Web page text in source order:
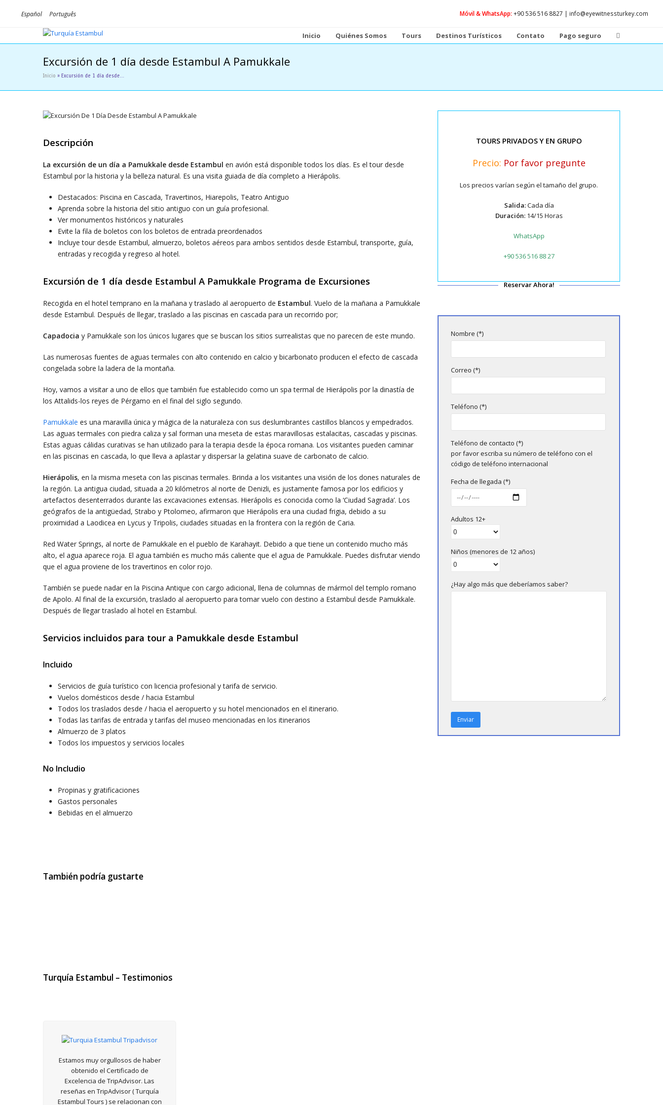
Español Português Móvil & WhatsApp: +90 536 516 8827 | info@eyewitnessturkey.com
Inicio Quiénes Somos Tours Destinos Turísticos Contato Pago seguro
Excursión de 1 día desde Estambul A Pamukkale
Inicio » Excursión de 1 día desde…
Descripción
La excursión de un día a Pamukkale desde Estambul en avión está disponible todos los días. Es el tour desde
Estambul por la historia y la belleza natural. Es una visita guiada de día completo a Hierápolis.
Destacados: Piscina en Cascada, Travertinos, Hiarepolis, Teatro Antiguo
Aprenda sobre la historia del sitio antiguo con un guía profesional.
Ver monumentos históricos y naturales
Evite la fila de boletos con los boletos de entrada preordenados
Incluye tour desde Estambul, almuerzo, boletos aéreos para ambos sentidos desde Estambul, transporte, guía,
entradas y recogida y regreso al hotel.
Excursión de 1 día desde Estambul A Pamukkale Programa de Excursiones
Recogida en el hotel temprano en la mañana y traslado al aeropuerto de Estambul. Vuelo de la mañana a Pamukkale
desde Estambul. Después de llegar, traslado a las piscinas en cascada para un recorrido por;
Capadocia y Pamukkale son los únicos lugares que se buscan los sitios surrealistas que no parecen de este mundo.
Las numerosas fuentes de aguas termales con alto contenido en calcio y bicarbonato producen el efecto de cascada
congelada sobre la ladera de la montaña.
Hoy, vamos a visitar a uno de ellos que también fue establecido como un spa termal de Hierápolis por la dinastía de
los Attalids-los reyes de Pérgamo en el final del siglo segundo.
Pamukkale es una maravilla única y mágica de la naturaleza con sus deslumbrantes castillos blancos y empedrados.
Las aguas termales con piedra caliza y sal forman una meseta de estas maravillosas estalacitas, cascadas y piscinas.
Estas aguas cálidas curativas se han utilizado para la terapia desde la época romana. Los visitantes pueden caminar
en las piscinas en cascada, lo que lleva a aplastar y dispersar la gelatina suave de carbonato de calcio.
Hierápolis, en la misma meseta con las piscinas termales. Brinda a los visitantes una visión de los dones naturales de
la región. La antigua ciudad, situada a 20 kilómetros al norte de Denizli, es justamente famosa por los edificios y
artefactos desenterrados durante las excavaciones extensas. Hierápolis es conocida como la ‘Ciudad Sagrada’. Los
geógrafos de la antigüedad, Strabo y Ptolomeo, afirmaron que Hierápolis era una ciudad frigia, debido a su
proximidad a Laodicea en Lycus y Tripolis, ciudades situadas en la frontera con la región de Caria.
Red Water Springs, al norte de Pamukkale en el pueblo de Karahayit. Debido a que tiene un contenido mucho más
alto, el agua aparece roja. El agua también es mucho más caliente que el agua de Pamukkale. Puedes disfrutar viendo
que el agua proviene de los travertinos en color rojo.
También se puede nadar en la Piscina Antique con cargo adicional, llena de columnas de mármol del templo romano
de Apolo. Al final de la excursión, traslado al aeropuerto para tomar vuelo con destino a Estambul desde Pamukkale.
Después de llegar traslado al hotel en Estambul.
Servicios incluidos para tour a Pamukkale desde Estambul
Incluido
Servicios de guía turístico con licencia profesional y tarifa de servicio.
Vuelos domésticos desde / hacia Estambul
Todos los traslados desde / hacia el aeropuerto y su hotel mencionados en el itinerario.
Todas las tarifas de entrada y tarifas del museo mencionadas en los itinerarios
Almuerzo de 3 platos
Todos los impuestos y servicios locales
No Includio
Propinas y gratificaciones
Gastos personales
Bebidas en el almuerzo
TOURS PRIVADOS Y EN GRUPO
Precio: Por favor pregunte
Los precios varían según el tamaño del grupo.
Salida:Cada día
Duración:14/15 Horas
WhatsApp
+90 536 516 88 27
Reservar Ahora!
Nombre (*)
Correo (*)
Teléfono (*)
Teléfono de contacto (*)
por favor escriba su número de teléfono con el
código de teléfono internacional
Fecha de llegada (*)
Adultos 12+
Niños (menores de 12 años)
¿Hay algo más que deberíamos saber?
También podría gustarte
Turquía Estambul – Testimonios
Estamos muy orgullosos de haber
obtenido el Certificado de
Excelencia de TripAdvisor. Las
reseñas en TripAdvisor ( Turquía
Estambul Tours ) se relacionan con